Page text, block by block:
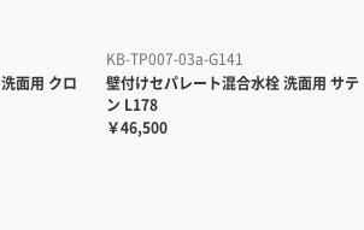
洗面用 クロ
KB-TP007-03a-G141
壁付けセパレート混合水栓洗面用 サテ
ン L178
￥46,500